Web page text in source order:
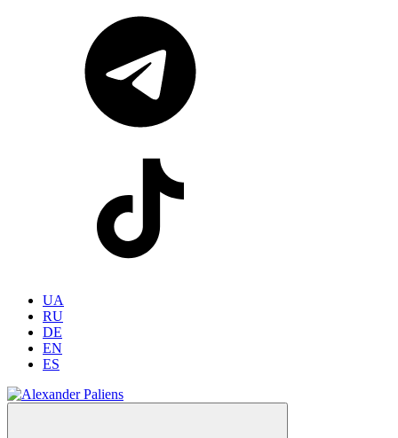
UA
RU
DE
EN
ES